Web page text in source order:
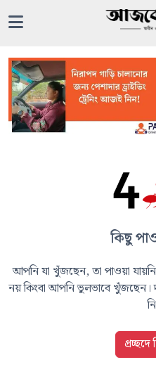
কিছু
আপনি যা খুঁজছেন, তা পাওয়া
নয় কিংবা আপনি ভুলভাবে খুঁজছেন।